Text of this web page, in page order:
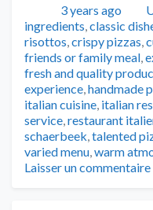
Publié3 years ago
ingredients,classic
risottos,crispy pizzas,
friends or family meal,
fresh and quality
experience,handmade
italian cuisine, italian
service,restaurant
schaerbeek,talented
varied menu,warm
Laisser un commentaire